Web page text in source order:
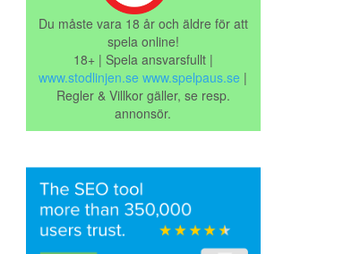
Du måste vara 18 år och äldre för att
spela online!
18+ | Spela ansvarsfullt |
www.stodlinjen.se www.spelpaus.se |
Regler & Villkor gäller, se resp.
annonsör.